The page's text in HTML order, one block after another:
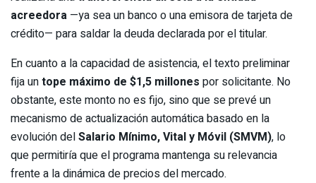
acreedora —ya sea un banco o una emisora de tarjeta de
crédito— para saldar la deuda declarada por el titular.
En cuanto a la capacidad de asistencia, el texto preliminar
fija untope máximo de $1,5 millones por solicitante. No
obstante, este monto no es fijo, sino que se prevé un
mecanismo de actualización automática basado en la
evolución delSalario Mínimo, Vital y Móvil (SMVM), lo
que permitiría que el programa mantenga su relevancia
frente a la dinámica de precios del mercado.